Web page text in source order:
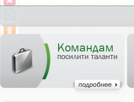
Командам
посилити таланти